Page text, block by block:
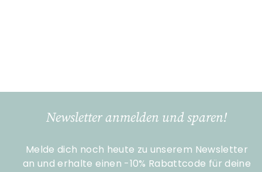
,
Newsletter anmelden und sparen!
Melde dich noch heute zu unserem Newsletter
an und erhalte einen -10% Rabattcode für deine